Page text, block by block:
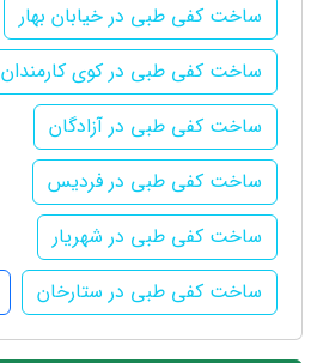
ساخت کفی طبی در خیابان بهار
ساخت کفی طبی در کوی کارمندان
ساخت کفی طبی در آزادگان
ساخت کفی طبی در فردیس
ساخت کفی طبی در شهریار
ساخت کفی طبی در ستارخان